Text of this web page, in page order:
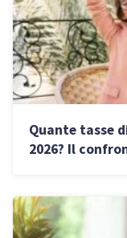
Quante tasse
2026? Il